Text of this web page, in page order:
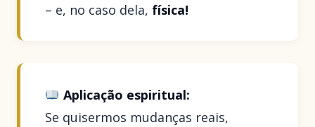
– e, no caso dela, física!
Aplicação espiritual:
Se quisermos mudanças reais,